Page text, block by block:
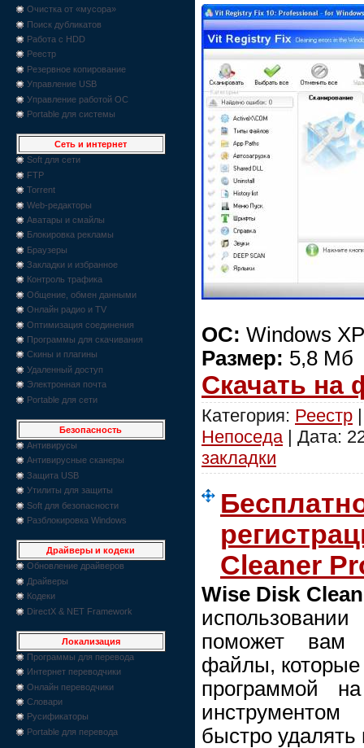
Очистка от «мусора»
Поиск дубликатов
Работа с HDD
Реестр
Резервное копирование
Управление USB
Управление работой ОС
Portable для системы
Сеть и интернет
Soft для сети
FTP
Torrent
Web-редакторы
Аватары и смайлы
Блокировка рекламы
Браузеры
Закладки и избранное
Контроль трафика
Общение, обмен данными
Онлайн радио и TV
Оптимизация соединения
Программы для скачивания
Скины и плагины
Удаленный доступ
Электронная почта
Portable для сети
Безопасность
Антивирусы
Антивирусные сканеры
Защита USB
Утилиты для защиты
Soft для безопасности
Разблокировка Windows
Драйверы и кодеки
Обновление драйверов
Драйверы
Кодеки
DirectX & NET Framework
Локализация
Программы для перевода
Интернет переводчики
Онлайн переводчики
Словари
Русификаторы
Portable для перевода
OC: Windows
Размер: 5,8 Мб
Скачать на
Категория: Реестр
Непоседа | Дата:
закладки
Cleaner
Wise Disk
поможет вам
файлы, которые
программой
быстро